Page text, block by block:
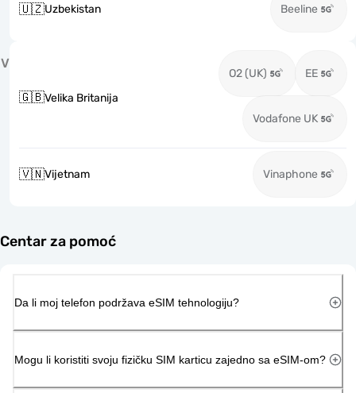
🇺🇿Uzbekistan Beeline
V
🇬🇧Velika Britanija
O2 (UK) EE
Vodafone UK
🇻🇳Vijetnam Vinaphone
Centar za pomoć
Da li moj telefon podržava eSIM tehnologiju?
Mogu li koristiti svoju fizičku SIM karticu zajedno sa eSIM-om?